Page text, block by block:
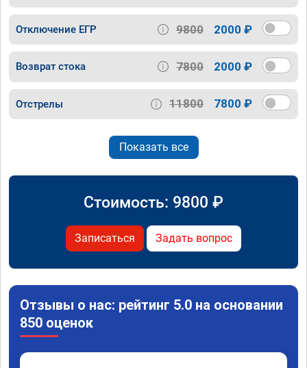
Отключение ЕГР 9800 2000 ₽
Возврат стока 7800 2000 ₽
Отстрелы 11800 7800 ₽
Показать все
Стоимость: 9800 ₽
Записаться Задать вопрос
Отзывы о нас: рейтинг 5.0 на основании
850 оценок